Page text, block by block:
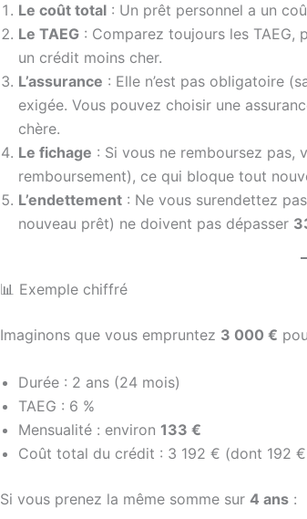
Le coût total : Un prêt personnel a un
Le TAEG : Comparez toujours les TAEG,
un crédit moins cher.
L’assurance : Elle n’est pas obligatoire
exigée. Vous pouvez choisir une
chère.
Le fichage : Si vous ne remboursez pas,
remboursement), ce qui bloque tout
L’endettement : Ne vous surendettez
nouveau prêt) ne doivent pas dépasser
📊 Exemple chiffré
Imaginons que vous empruntez 3 000 €
Durée : 2 ans (24 mois)
TAEG : 6 %
Mensualité : environ 133 €
Coût total du crédit : 3 192 € (dont 192 €
Si vous prenez la même somme sur 4 ans :